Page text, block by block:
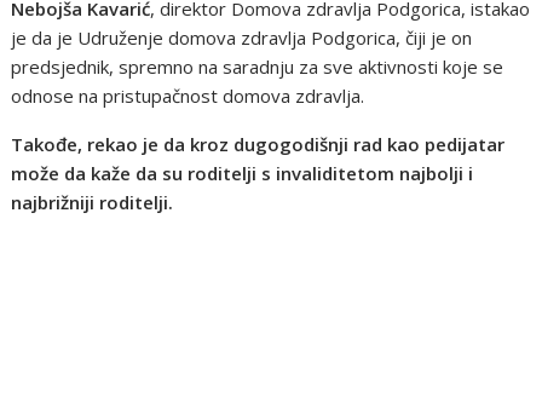
Nebojša Kavarić, direktor Domova zdravlja Podgorica, istakao
je da je Udruženje domova zdravlja Podgorica, čiji je on
predsjednik, spremno na saradnju za sve aktivnosti koje se
odnose na pristupačnost domova zdravlja.
Takođe, rekao je da kroz dugogodišnji rad kao pedijatar
može da kaže da su roditelji s invaliditetom najbolji i
najbrižniji roditelji.